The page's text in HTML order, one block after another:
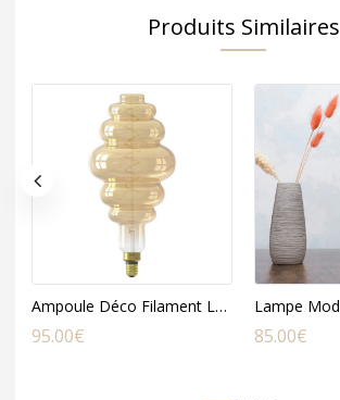
Produits Similaires
Ampoule Déco Filament LED XXL PARIS en Verre Ambré
95.00€ 85.00€